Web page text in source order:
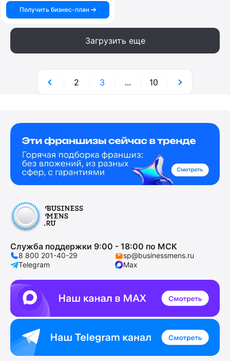
Получить бизнес-план
Загрузить еще
2 3 ... 10
Служба поддержки 9:00 - 18:00 по МСК
8 800 201-40-29
sp@businessmens.ru
Telegram
Max